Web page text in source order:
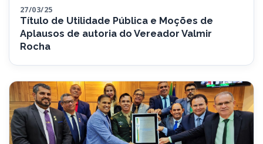
27/03/25
Título de Utilidade Pública e Moções de
Aplausos de autoria do Vereador Valmir
Rocha